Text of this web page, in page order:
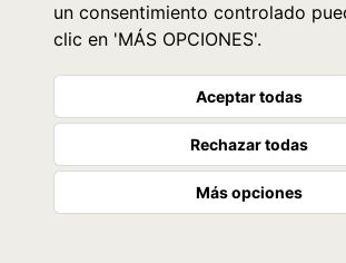
un consentimiento controlado
clic en 'MÁS OPCIONES'.
Aceptar todas
Rechazar todas
Más opciones